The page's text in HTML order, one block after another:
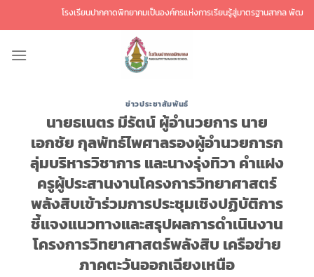
เนื้อหา
โรงเรียนปากคาดพิทยาคมเป็นองค์กรแห่งการเรียนรู้สู่มาตรฐานสากล พัฒนาศัก
ข่าวประชาสัมพันธ์
นายธเนตร มีรัตน์ ผู้อำนวยการ นาย
เอกชัย กุลพัทธ์ไพศาลรองผู้อำนวยการก
ลุ่มบริหารวิชาการ และนางรุ่งทิวา คำแฝง
ครูผู้ประสานงานโครงการวิทยาศาสตร์
พลังสิบเข้าร่วมการประชุมเชิงปฏิบัติการ
ชี้แจงแนวทางและสรุปผลการดำเนินงาน
โครงการวิทยาศาสตร์พลังสิบ เครือข่าย
ภาคตะวันออกเฉียงเหนือ